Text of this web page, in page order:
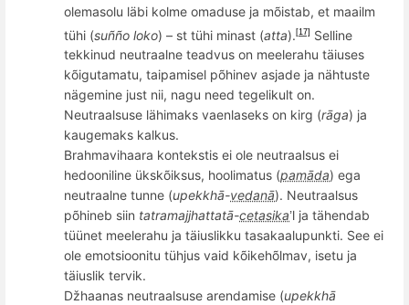
olemasolu läbi kolme omaduse ja mõistab, et maailm
tühi (suñño loko) – st tühi minast (atta). [17]
Selline
tekkinud neutraalne teadvus on meelerahu täiuses
kõigutamatu, taipamisel põhinev asjade ja nähtuste
nägemine just nii, nagu need tegelikult on.
Neutraalsuse lähimaks vaenlaseks on kirg (rāga) ja
kaugemaks kalkus.
Brahmavihaara kontekstis ei ole neutraalsus ei
hedooniline ükskõiksus, hoolimatus (pamāda) ega
neutraalne tunne (upekkhā-vedanā). Neutraalsus
põhineb siin tatramajjhattatā-cetasika’l ja tähendab
tüünet meelerahu ja täiuslikku tasakaalupunkti. See ei
ole emotsioonitu tühjus vaid kõikehõlmav, isetu ja
täiuslik tervik.
Džhaanas neutraalsuse arendamise (upekkhā